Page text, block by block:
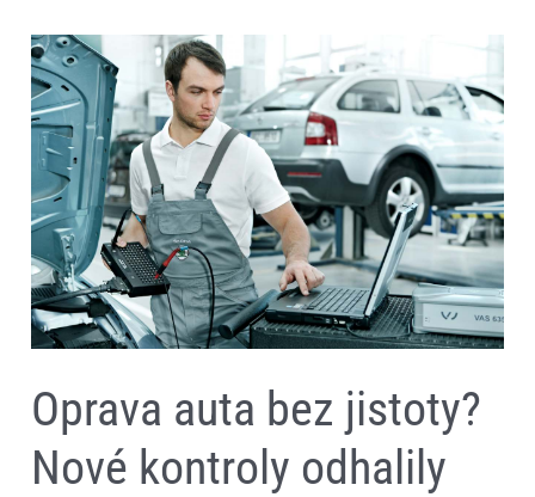
Oprava auta bez jistoty?
Nové kontroly odhalily
Oprava
auta
bez
jistoty?
Nové
kontroly
odhalily
chyby,
které
by
zákazník
raději
neviděl